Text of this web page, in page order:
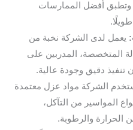
وتطبق أفضل الممارسات
يعمل لدى الشركة نخبة من
المتخصصة، المدربين على
تنفيذ دقيق وجودة عالية.
الشركة مواد عزل معتمدة
المواسير من التآكل،
الحرارة والرطوبة.